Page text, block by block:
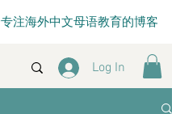
注海外中文母语教育的博客
Log In